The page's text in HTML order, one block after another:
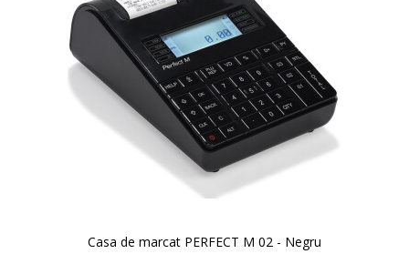
Casa de marcat PERFECT M 02 - Negru